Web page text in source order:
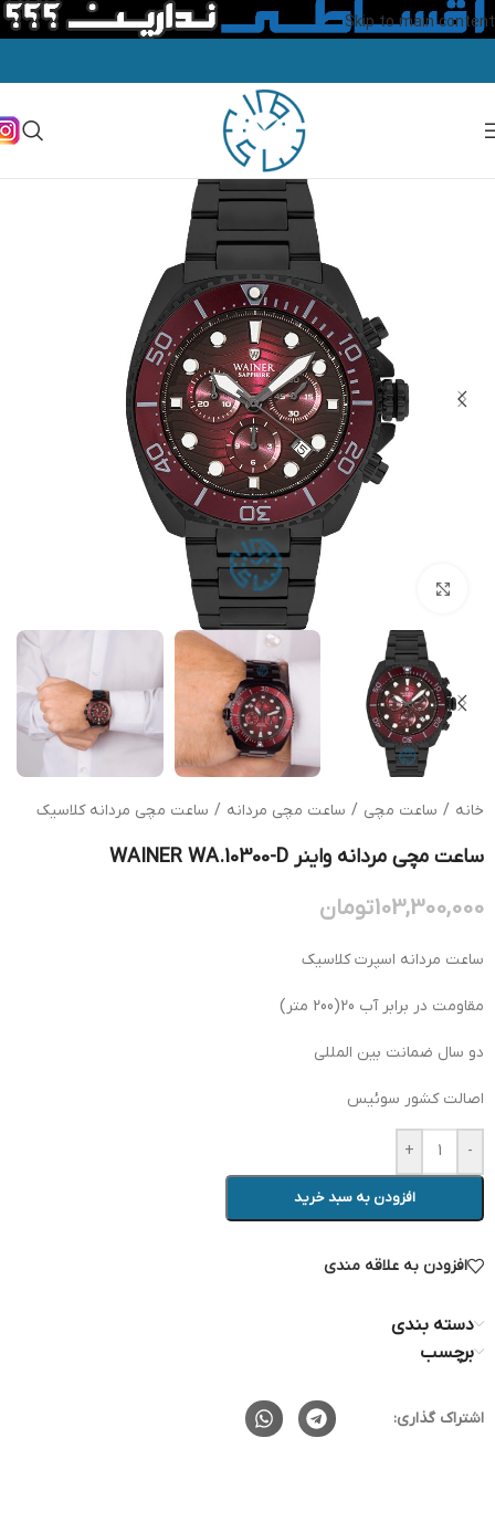
Skip to main content
خانه / ساعت مچی / ساعت مچی مردانه / ساعت مچی مردانه کلاسیک
ساعت مچی مردانه واینر WAINER WA.10300-D
103,300,000تومان
ساعت مردانه اسپرت کلاسیک
مقاومت در برابر آب 20(200 متر)
دو سال ضمانت بین المللی
اصالت کشور سوئیس
-
+
افزودن به سبد خرید
افزودن به علاقه مندی
دسته بندی
برچسب
اشتراک گذاری: